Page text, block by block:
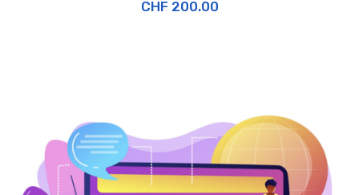
CHF 200.00